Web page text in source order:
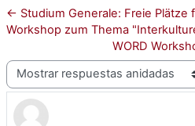
← Studium Generale: Freie Plätze
Workshop zum Thema
WORD
Mostrar modo